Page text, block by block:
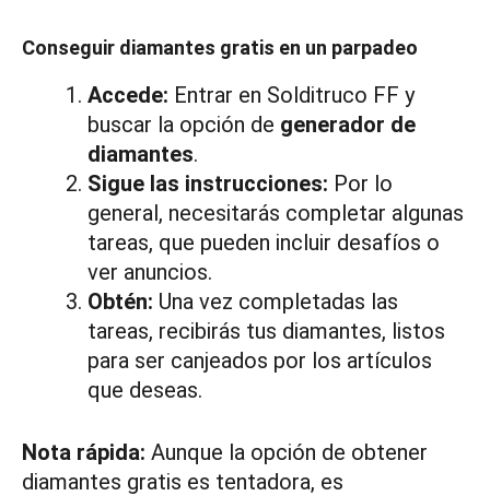
Conseguir diamantes gratis en un parpadeo
Accede: Entrar en Solditruco FF y
buscar la opción de generador de
diamantes.
Sigue las instrucciones: Por lo
general, necesitarás completar algunas
tareas, que pueden incluir desafíos o
ver anuncios.
Obtén: Una vez completadas las
tareas, recibirás tus diamantes, listos
para ser canjeados por los artículos
que deseas.
Nota rápida: Aunque la opción de obtener
diamantes gratis es tentadora, es